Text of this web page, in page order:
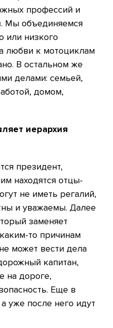
профессий и
Мы объединяемся
или низкого
любви к мотоциклам
В остальном же
делами: семьей,
домом,
иерархия
президент,
находятся отцы-
не иметь регалий,
и уважаемы. Далее
заменяет
то причинам
может вести дела
капитан,
на дороге,
Еще в
уже после него идут